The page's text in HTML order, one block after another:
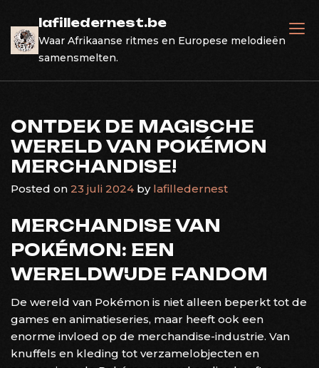
content
lafilledernest.be
Waar Afrikaanse ritmes en Europese melodieën
samensmelten.
ONTDEK DE MAGISCHE
WERELD VAN POKÉMON
MERCHANDISE!
Posted on 23 juli 2024by lafilledernest
MERCHANDISE VAN
POKÉMON: EEN
WERELDWIJDE FANDOM
De wereld van Pokémon is niet alleen beperkt tot de
games en animatieseries, maar heeft ook een
enorme invloed op de merchandise-industrie. Van
knuffels en kleding tot verzamelobjecten en